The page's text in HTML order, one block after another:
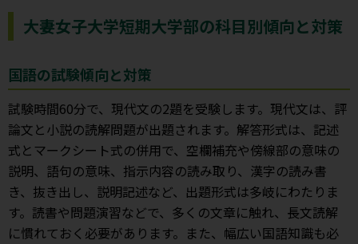
大妻女子大学短期大学部の科目別傾向と対策
国語の試験傾向と対策
試験時間60分で、現代文の2題を受験します。現代文は、評
論文と小説の読解問題が出題されます。解答形式は、記述
式とマークシート式の併用で、空欄補充や傍線部の意味の
説明、語句の意味、指示内容の読み取り、漢字の読み書
き、抜き出し、説明記述など、出題形式は多岐にわたりま
す。読書や問題演習などで、多くの文章に触れ、長文読解
に慣れておく必要があります。また、幅広い国語知識も必